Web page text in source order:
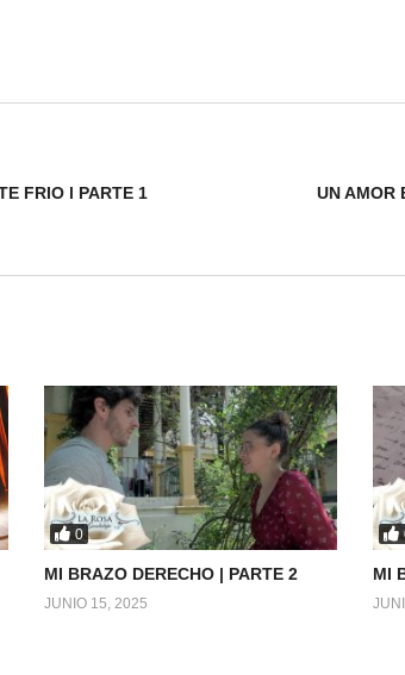
FRIO l PARTE 1
UN AMOR
0
MI BRAZO DERECHO | PARTE 2
JUNIO 15, 2025
MI